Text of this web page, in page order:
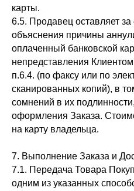
карты.
6.5. Продавец оставляет
объяснения причины
оплаченный банковской
непредставления
п.6.4. (по факсу или по
сканированных копий), в
сомнений в их
оформления Заказа.
на карту владельца.
7. Выполнение Заказа и
7.1. Передача Товара
одним из указанных